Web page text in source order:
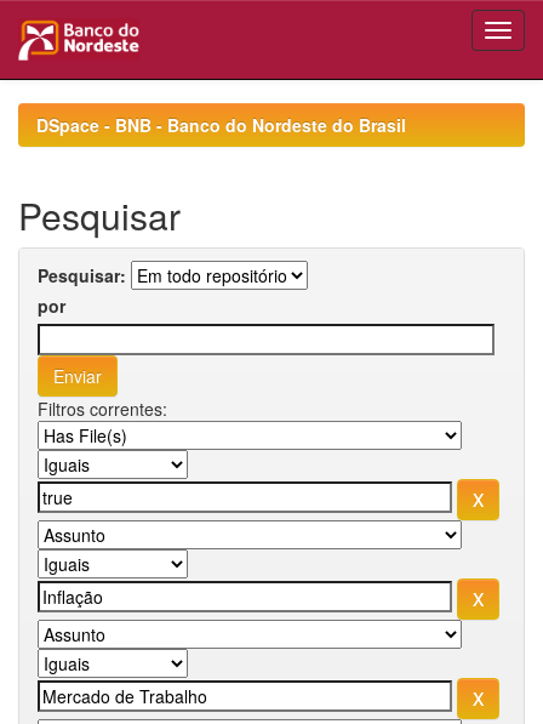
navigationDSpace - BNB - Banco do Nordeste do Brasil
Pesquisar
Pesquisar:
por
Filtros correntes: